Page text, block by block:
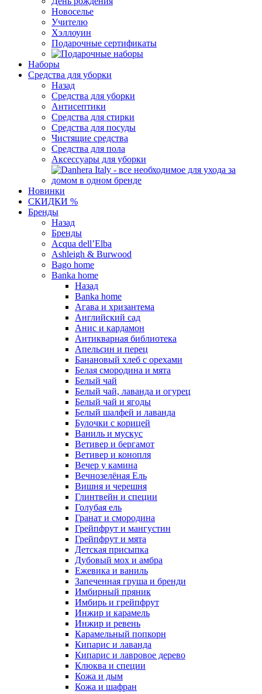
Новоселье
Учителю
Хэллоуин
Подарочные сертификаты
Наборы
Средства для уборки
Назад
Средства для уборки
Антисептики
Средства для стирки
Средства для посуды
Чистящие средства
Средства для пола
Аксессуары для уборки
Новинки
СКИДКИ %
Бренды
Назад
Бренды
Acqua dell’Elba
Ashleigh & Burwood
Bago home
Banka home
Назад
Banka home
Агава и хризантема
Английский сад
Анис и кардамон
Антикварная библиотека
Апельсин и перец
Банановый хлеб с орехами
Белая смородина и мята
Белый чай
Белый чай, лаванда и огурец
Белый чай и ягоды
Белый шалфей и лаванда
Булочки с корицей
Ваниль и мускус
Ветивер и бергамот
Ветивер и конопля
Вечер у камина
Вечнозелёная Ель
Вишня и черешня
Глинтвейн и специи
Голубая ель
Гранат и смородина
Грейпфрут и мангустин
Грейпфрут и мята
Детская присыпка
Дубовый мох и амбра
Ежевика и ваниль
Запеченная груша и бренди
Имбирный пряник
Имбирь и грейпфрут
Инжир и карамель
Инжир и ревень
Карамельный попкорн
Кипарис и лаванда
Кипарис и лавровое дерево
Клюква и специи
Кожа и дым
Кожа и шафран